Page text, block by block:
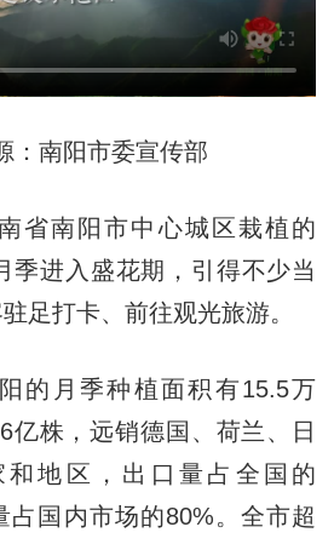
：南阳市委宣传部
南阳市中心城区栽植的
季进入盛花期，引得不少当
足打卡、前往观光旅游。
月季种植面积有15.5万
亿株，远销德国、荷兰、日
地区，出口量占全国的
占国内市场的80%。全市超